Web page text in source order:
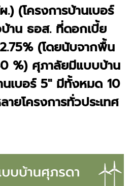
(โครงการบ้านเบอร์
าน ธอส. ที่ดอกเบี้ย
(โดยนับจากพื้น
%) ศุภาลัยมีแบบบ้าน
เบอร์ 5" มีทั้งหมด 10
ยโครงการทั่วประเทศ